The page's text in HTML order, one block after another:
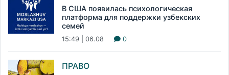
В США появилась психологическая
платформа для поддержки узбекских
семей
15:49 | 06.08 0
ПРАВО